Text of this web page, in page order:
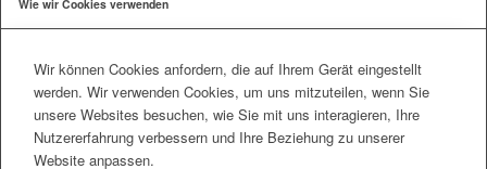
Wie wir Cookies verwenden
Wir können Cookies anfordern, die auf Ihrem Gerät eingestellt
werden. Wir verwenden Cookies, um uns mitzuteilen, wenn Sie
unsere Websites besuchen, wie Sie mit uns interagieren, Ihre
Nutzererfahrung verbessern und Ihre Beziehung zu unserer
Website anpassen.